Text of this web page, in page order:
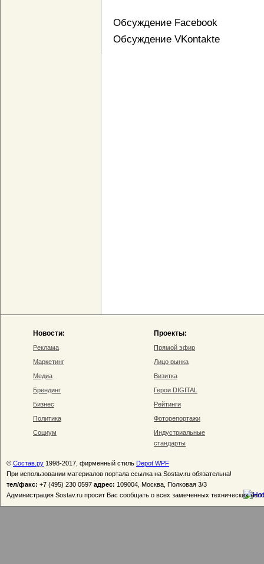
Обсуждение Facebook
Обсуждение VKontakte
Новости:
Реклама
Маркетинг
Медиа
Брендинг
Бизнес
Политика
Социум
Проекты:
Прямой эфир
Лицо рынка
Визитка
Герои DIGITAL
Рейтинги
Фоторепортажи
Индустриальные
стандарты
© Состав.ру 1998-2017, фирменный стиль Depot WPF
При использовании материалов портала ссылка на Sostav.ru обязательна!
тел/факс: +7 (495) 230 0597 адрес: 109004, Москва, Полковая 3/3
Администрация Sostav.ru просит Вас сообщать о всех замеченных технических